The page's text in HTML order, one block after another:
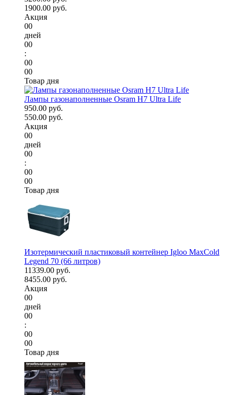
1900.00 руб.
Акция
00
дней
00
:
00
00
Товар дня
Лампы газонаполненные Osram H7 Ultra Life
950.00 руб.
550.00 руб.
Акция
00
дней
00
:
00
00
Товар дня
Изотермический пластиковый контейнер Igloo MaxCold
Legend 70 (66 литров)
11339.00 руб.
8455.00 руб.
Акция
00
дней
00
:
00
00
Товар дня